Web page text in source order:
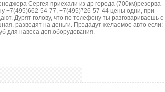
Сергея приехали из др города (700км)резерва
+7(495)662-54-77, +7(495)726-57-44 цены одни, при
Дурят голову, что по телефону ты разговариваешь с
разводят на деньги. Продадут желаемое авто если:
для навеса доп.оборудования.